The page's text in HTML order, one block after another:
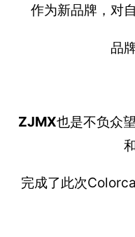
作为新品牌，对
品
ZJMX也是不负众
完成了此次